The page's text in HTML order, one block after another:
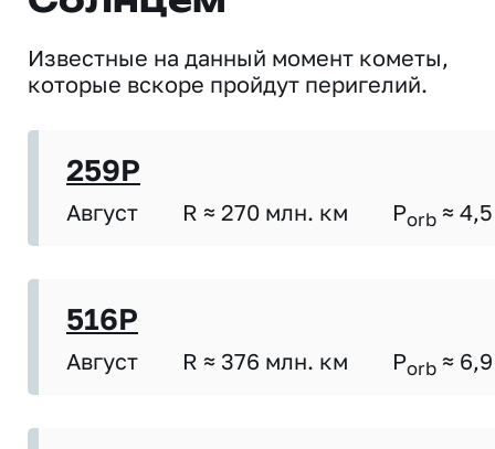
Известные на данный момент кометы,
которые вскоре пройдут перигелий.
259P
Август R ≈ 270 млн. км Porb ≈ 4,5
516P
Август R ≈ 376 млн. км Porb ≈ 6,9